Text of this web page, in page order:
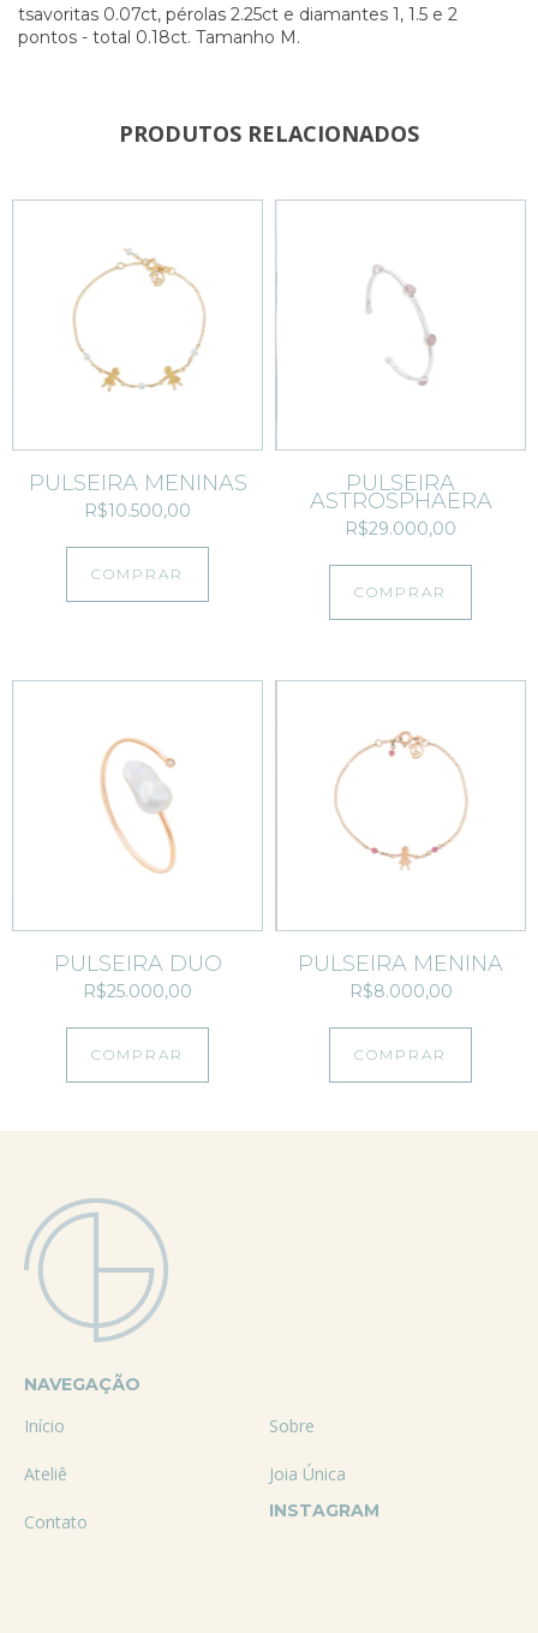
tsavoritas 0.07ct, pérolas 2.25ct e diamantes 1, 1.5 e 2
pontos - total 0.18ct. Tamanho M.
PRODUTOS RELACIONADOS
PULSEIRA MENINAS
R$10.500,00
COMPRAR
PULSEIRA
ASTROSPHAERA
R$29.000,00
COMPRAR
PULSEIRA DUO
R$25.000,00
COMPRAR
PULSEIRA MENINA
R$8.000,00
COMPRAR
NAVEGAÇÃO
Início Sobre
Ateliê Joia Única
Contato INSTAGRAM